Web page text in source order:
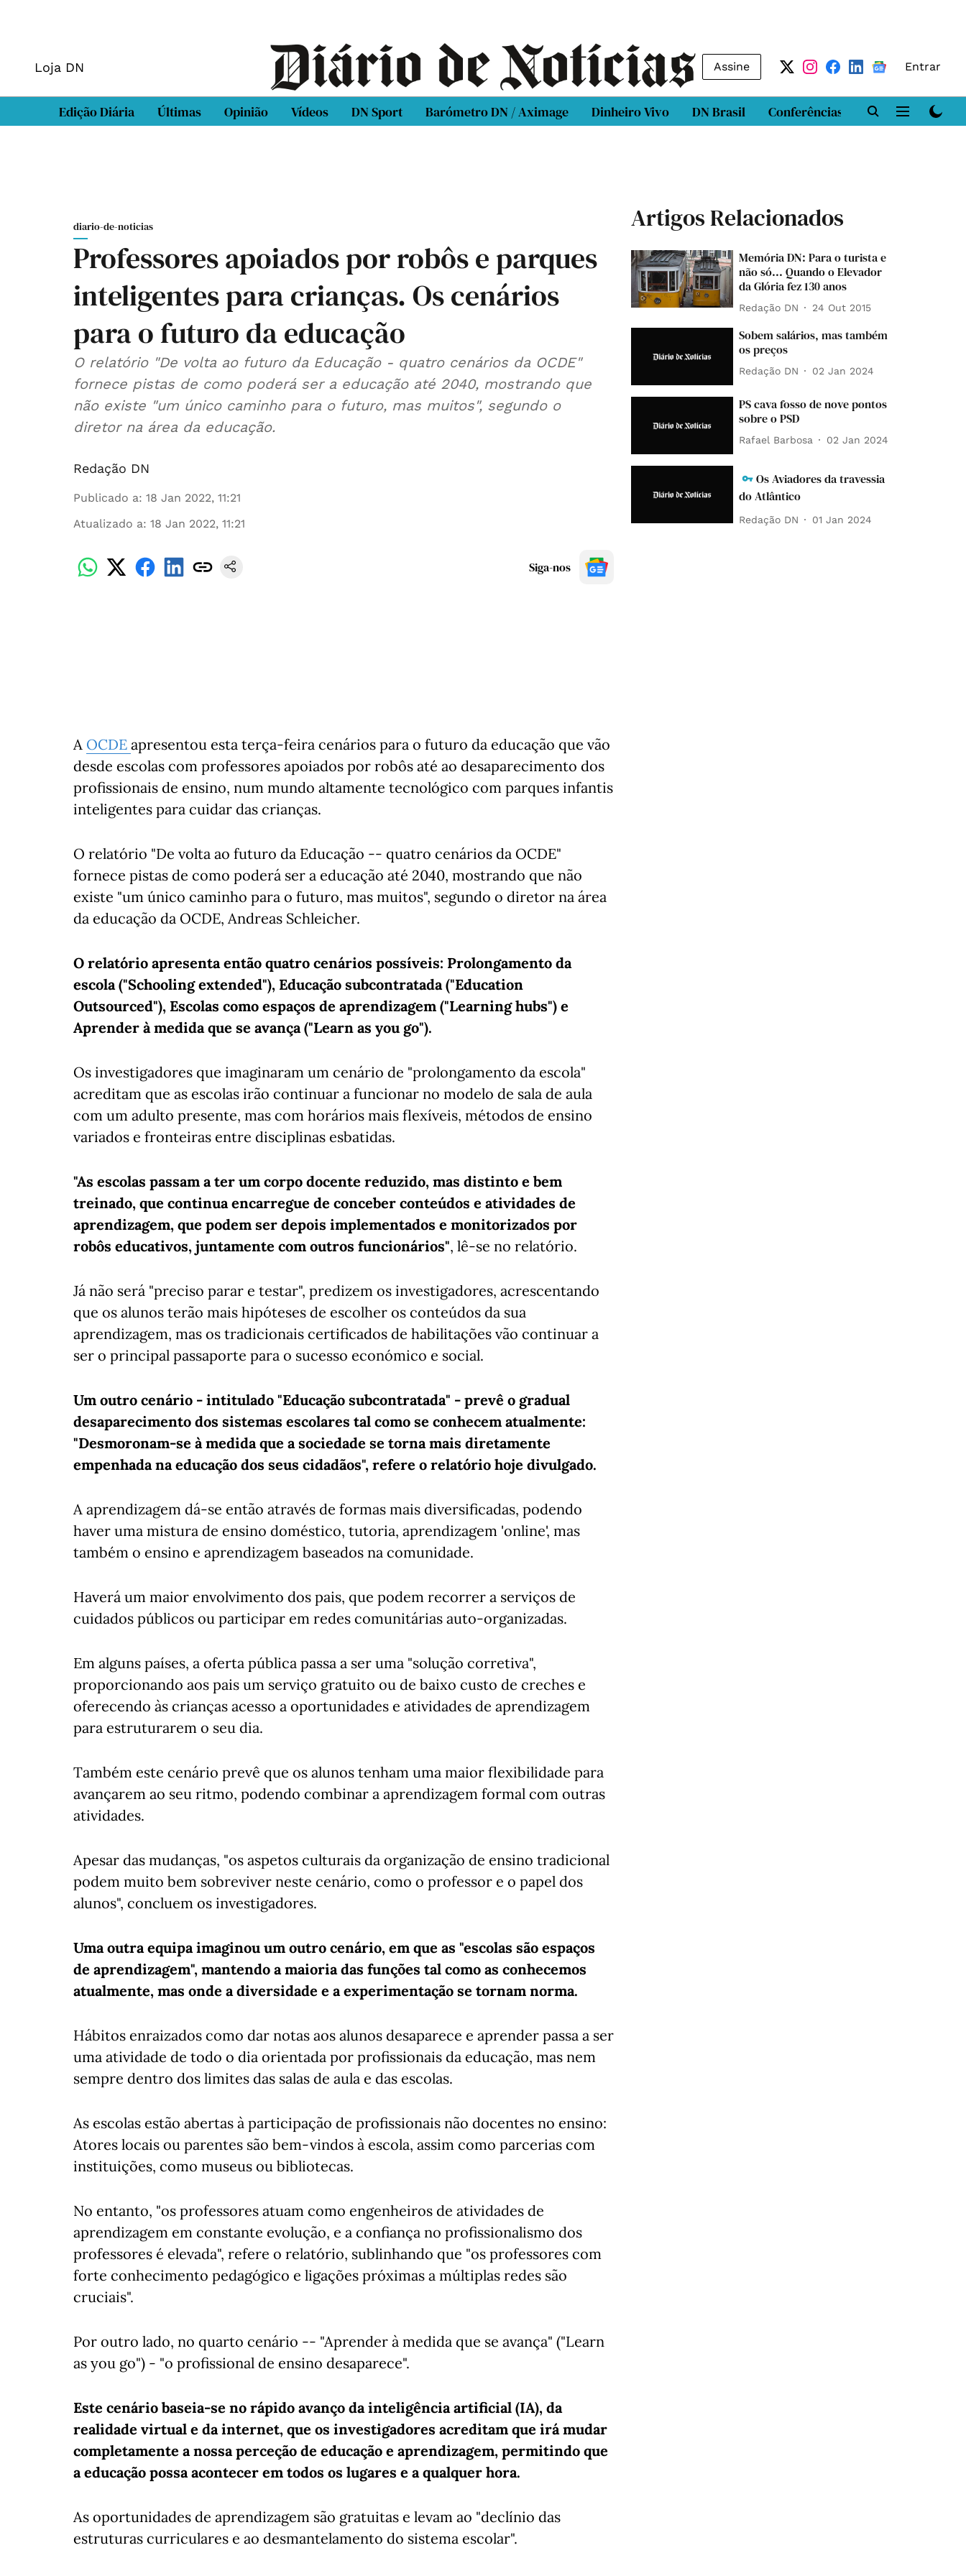
Loja DN Assine Entrar
Edição Diária Últimas Opinião Vídeos DN Sport Barómetro DN / Aximage Dinheiro Vivo DN Brasil Conferências DN LAB
diario-de-noticias
Professores apoiados por robôs e parques
inteligentes para crianças. Os cenários
para o futuro da educação
O relatório "De volta ao futuro da Educação - quatro cenários da OCDE"
fornece pistas de como poderá ser a educação até 2040, mostrando que
não existe "um único caminho para o futuro, mas muitos", segundo o
diretor na área da educação.
Redação DN
Publicado a: 18 Jan 2022, 11:21
Atualizado a: 18 Jan 2022, 11:21
Siga-nos
A OCDE apresentou esta terça-feira cenários para o futuro da educação que vão
desde escolas com professores apoiados por robôs até ao desaparecimento dos
profissionais de ensino, num mundo altamente tecnológico com parques infantis
inteligentes para cuidar das crianças.
O relatório "De volta ao futuro da Educação -- quatro cenários da OCDE"
fornece pistas de como poderá ser a educação até 2040, mostrando que não
existe "um único caminho para o futuro, mas muitos", segundo o diretor na área
da educação da OCDE, Andreas Schleicher.
O relatório apresenta então quatro cenários possíveis: Prolongamento da
escola ("Schooling extended"), Educação subcontratada ("Education
Outsourced"), Escolas como espaços de aprendizagem ("Learning hubs") e
Aprender à medida que se avança ("Learn as you go").
Os investigadores que imaginaram um cenário de "prolongamento da escola"
acreditam que as escolas irão continuar a funcionar no modelo de sala de aula
com um adulto presente, mas com horários mais flexíveis, métodos de ensino
variados e fronteiras entre disciplinas esbatidas.
"As escolas passam a ter um corpo docente reduzido, mas distinto e bem
treinado, que continua encarregue de conceber conteúdos e atividades de
aprendizagem, que podem ser depois implementados e monitorizados por
robôs educativos, juntamente com outros funcionários", lê-se no relatório.
Já não será "preciso parar e testar", predizem os investigadores, acrescentando
que os alunos terão mais hipóteses de escolher os conteúdos da sua
aprendizagem, mas os tradicionais certificados de habilitações vão continuar a
ser o principal passaporte para o sucesso económico e social.
Um outro cenário - intitulado "Educação subcontratada" - prevê o gradual
desaparecimento dos sistemas escolares tal como se conhecem atualmente:
"Desmoronam-se à medida que a sociedade se torna mais diretamente
empenhada na educação dos seus cidadãos", refere o relatório hoje divulgado.
A aprendizagem dá-se então através de formas mais diversificadas, podendo
haver uma mistura de ensino doméstico, tutoria, aprendizagem 'online', mas
também o ensino e aprendizagem baseados na comunidade.
Haverá um maior envolvimento dos pais, que podem recorrer a serviços de
cuidados públicos ou participar em redes comunitárias auto-organizadas.
Em alguns países, a oferta pública passa a ser uma "solução corretiva",
proporcionando aos pais um serviço gratuito ou de baixo custo de creches e
oferecendo às crianças acesso a oportunidades e atividades de aprendizagem
para estruturarem o seu dia.
Também este cenário prevê que os alunos tenham uma maior flexibilidade para
avançarem ao seu ritmo, podendo combinar a aprendizagem formal com outras
atividades.
Apesar das mudanças, "os aspetos culturais da organização de ensino tradicional
podem muito bem sobreviver neste cenário, como o professor e o papel dos
alunos", concluem os investigadores.
Uma outra equipa imaginou um outro cenário, em que as "escolas são espaços
de aprendizagem", mantendo a maioria das funções tal como as conhecemos
atualmente, mas onde a diversidade e a experimentação se tornam norma.
Hábitos enraizados como dar notas aos alunos desaparece e aprender passa a ser
uma atividade de todo o dia orientada por profissionais da educação, mas nem
sempre dentro dos limites das salas de aula e das escolas.
As escolas estão abertas à participação de profissionais não docentes no ensino:
Atores locais ou parentes são bem-vindos à escola, assim como parcerias com
instituições, como museus ou bibliotecas.
No entanto, "os professores atuam como engenheiros de atividades de
aprendizagem em constante evolução, e a confiança no profissionalismo dos
professores é elevada", refere o relatório, sublinhando que "os professores com
forte conhecimento pedagógico e ligações próximas a múltiplas redes são
cruciais".
Por outro lado, no quarto cenário -- "Aprender à medida que se avança" ("Learn
as you go") - "o profissional de ensino desaparece".
Este cenário baseia-se no rápido avanço da inteligência artificial (IA), da
realidade virtual e da internet, que os investigadores acreditam que irá mudar
completamente a nossa perceção de educação e aprendizagem, permitindo que
a educação possa acontecer em todos os lugares e a qualquer hora.
As oportunidades de aprendizagem são gratuitas e levam ao "declínio das
estruturas curriculares e ao desmantelamento do sistema escolar".
Artigos Relacionados
Memória DN: Para o turista e
não só... Quando o Elevador
da Glória fez 130 anos
Redação DN 24 Out 2015
Sobem salários, mas também
os preços
Redação DN 02 Jan 2024
PS cava fosso de nove pontos
sobre o PSD
Rafael Barbosa 02 Jan 2024
Os Aviadores da travessia
do Atlântico
Redação DN 01 Jan 2024